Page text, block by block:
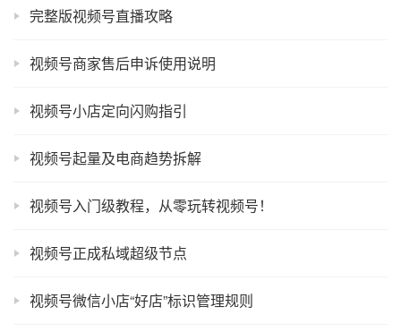
完整版视频号直播攻略
视频号商家售后申诉使用说明
视频号小店定向闪购指引
视频号起量及电商趋势拆解
视频号入门级教程，从零玩转视频号！
视频号正成私域超级节点
视频号微信小店“好店”标识管理规则